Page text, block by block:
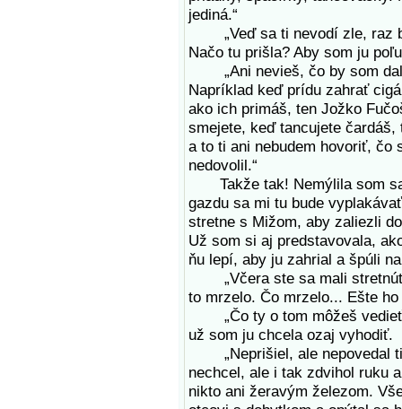
jediná.“
„Veď sa ti nevodí zle, raz
Načo tu prišla? Aby som ju
„Ani nevieš, čo by som
Napríklad keď prídu zahrať
ako ich primáš, ten Jožko
smejete, keď tancujete
a to ti ani nebudem hovoriť, čo
nedovolil.“
Takže tak! Nemýlila som
gazdu sa mi tu bude
stretne s Mižom, aby zaliezli
Už som si aj predstavovala,
ňu lepí, aby ju zahrial a špúli
„Včera ste sa mali stretnúť.
to mrzelo. Čo mrzelo... Ešte
„Čo ty o tom môžeš
už som ju chcela ozaj vyhodiť.
„Neprišiel, ale nepovedal ti
nechcel, ale i tak zdvihol ruku
nikto ani žeravým železom.